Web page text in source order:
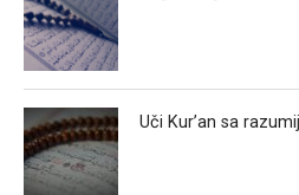
Uči Kur’an sa